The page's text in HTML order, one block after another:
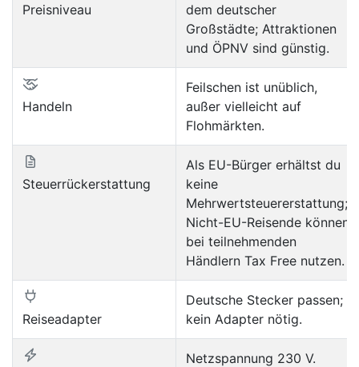
Preisniveau
dem deutscher
Großstädte; Attraktionen
und ÖPNV sind günstig.
Handeln
Feilschen ist unüblich,
außer vielleicht auf
Flohmärkten.
Steuerrückerstattung
Als EU-Bürger erhältst du
keine
Mehrwertsteuererstattung;
Nicht-EU-Reisende können
bei teilnehmenden
Händlern Tax Free nutzen.
Reiseadapter
Deutsche Stecker passen;
kein Adapter nötig.
Netzspannung 230 V.